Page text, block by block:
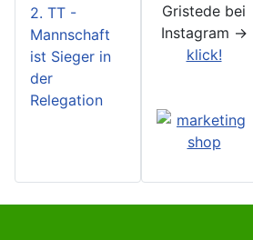
2. TT -
Mannschaft
ist Sieger in
der
Relegation
Gristede bei
Instagram ->
klick!